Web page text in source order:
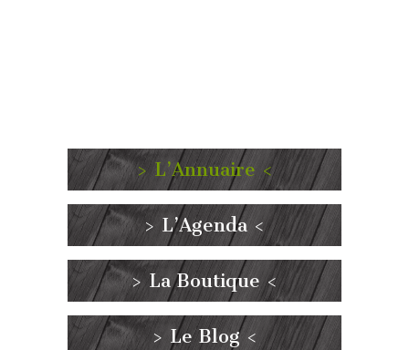
> L’Annuaire <
> L’Agenda <
> La Boutique <
> Le Blog <